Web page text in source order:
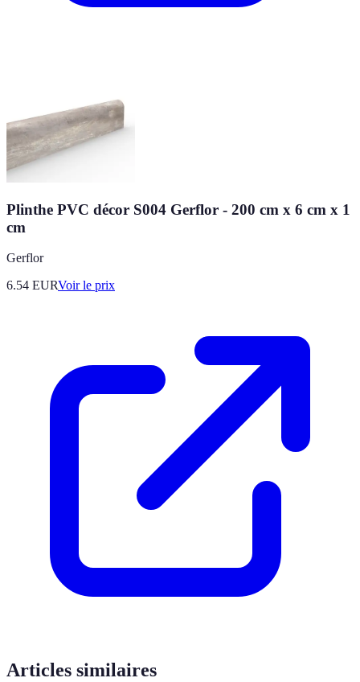
Plinthe PVC décor S004 Gerflor - 200 cm x 6 cm x 1
cm
Gerflor
6.54 EURVoir le prix
Articles similaires